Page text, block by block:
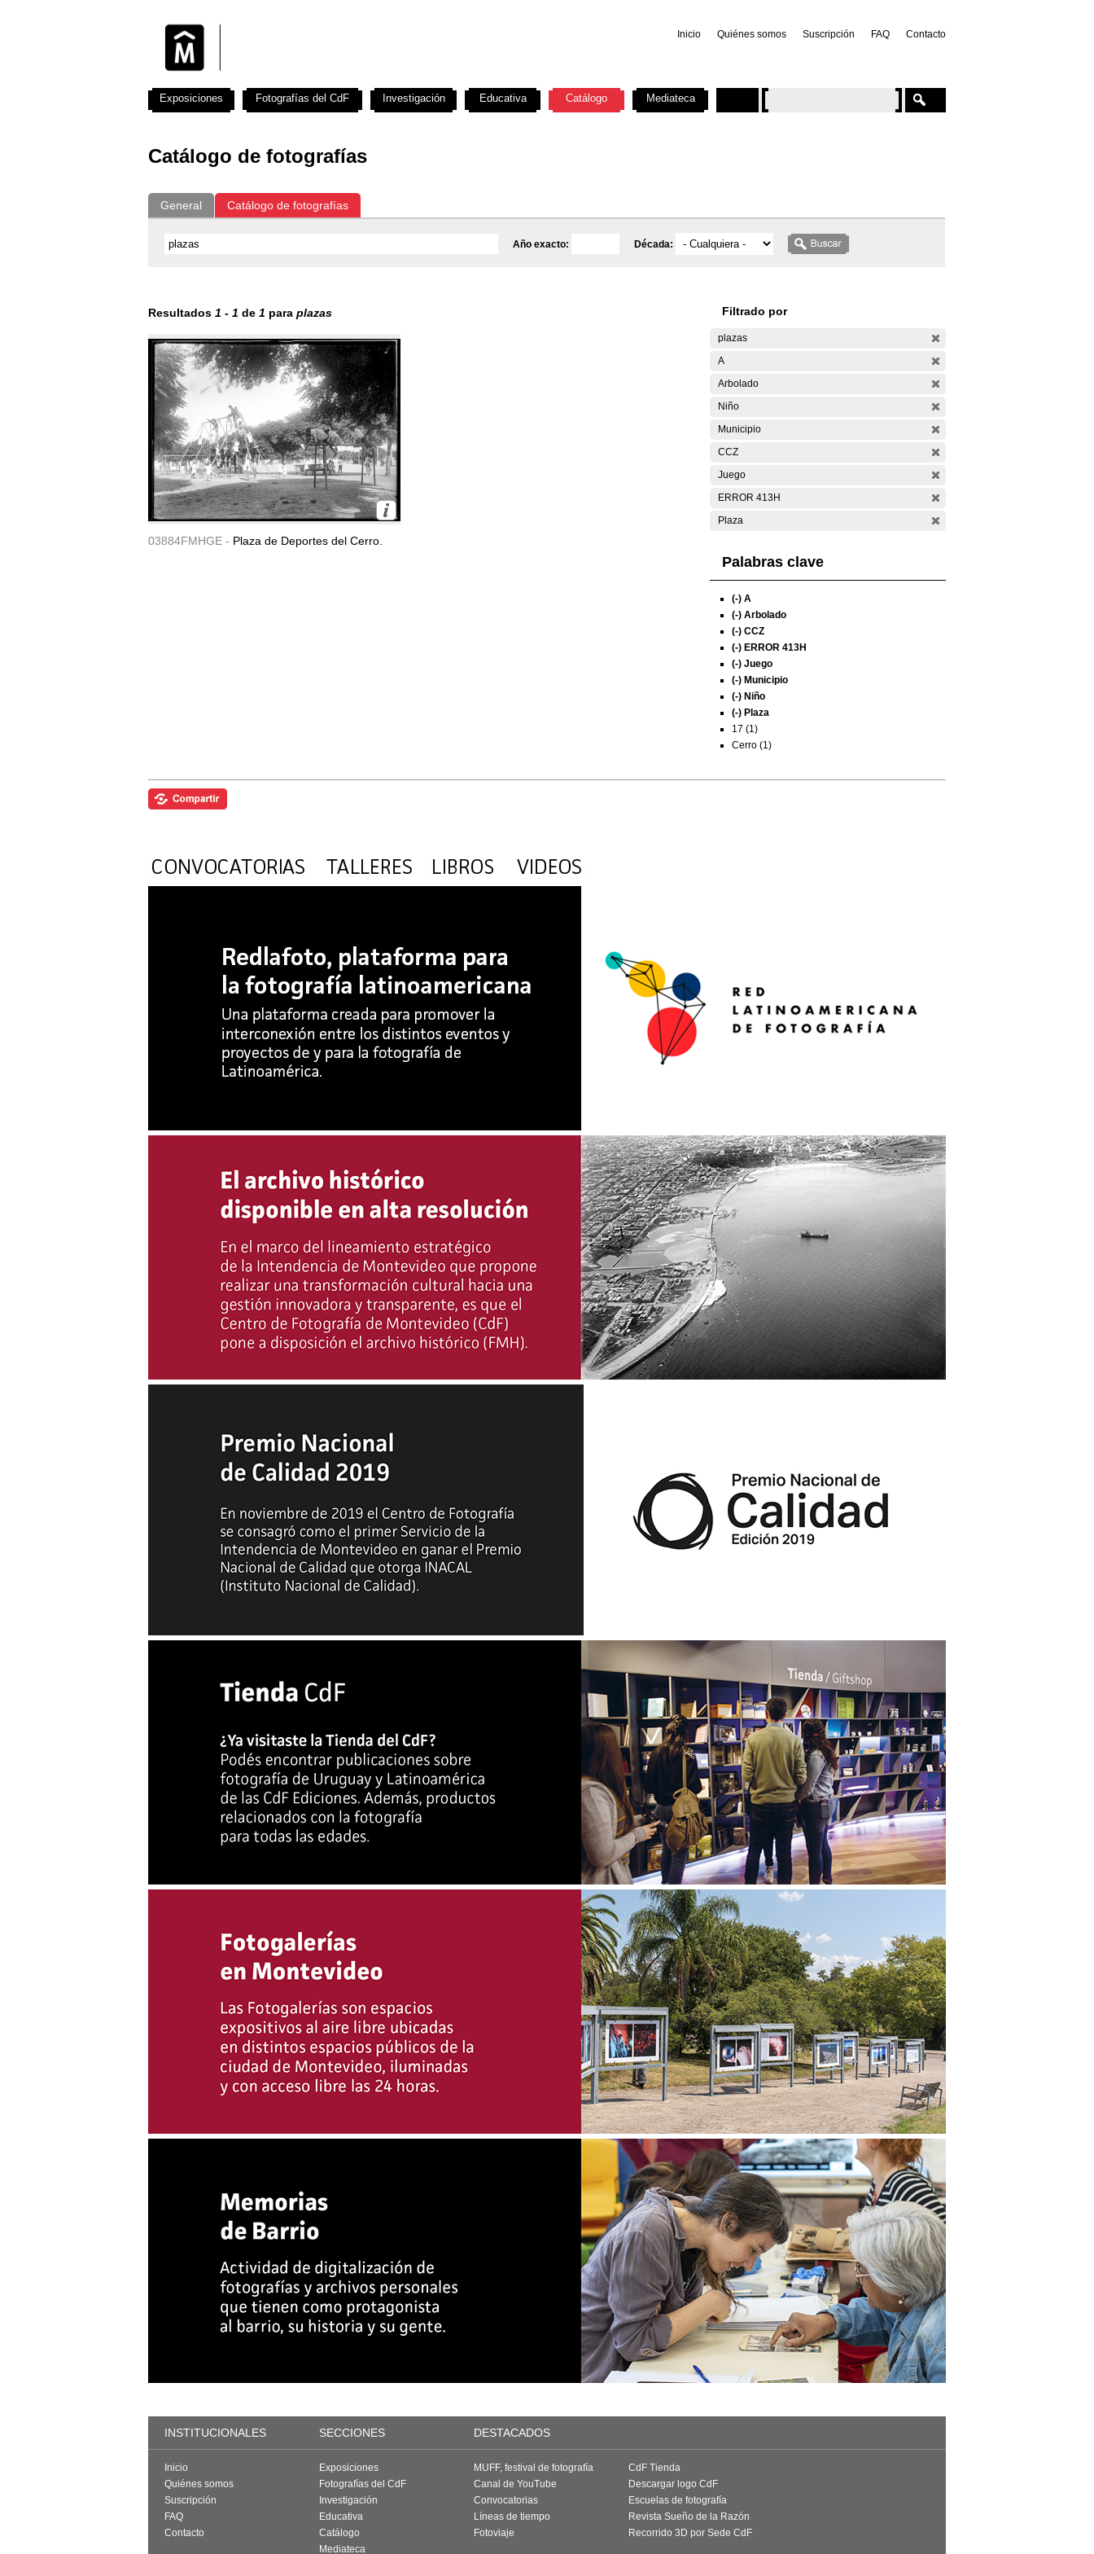
Inicio Quiénes somos Suscripción FAQ Contacto
Catálogo de fotografías
General Catálogo de fotografías
Año exacto: Década:
Resultados 1 - 1 de 1 para plazas
03884FMHGE - Plaza de Deportes del Cerro.
Filtrado por
plazas
A
Arbolado
Niño
Municipio
CCZ
Juego
ERROR 413H
Plaza
Palabras clave
(-) A
(-) Arbolado
(-) CCZ
(-) ERROR 413H
(-) Juego
(-) Municipio
(-) Niño
(-) Plaza
17 (1)
Cerro (1)
Exposiciones Fotografías del CdF Investigación Educativa Catálogo Mediateca
INSTITUCIONALES SECCIONES DESTACADOS
Inicio
Quiénes somos
Suscripción
FAQ
Contacto
Exposiciones
Fotografías del CdF
Investigación
Educativa
Catálogo
Mediateca
MUFF, festival de fotografía
Canal de YouTube
Convocatorias
Líneas de tiempo
Fotoviaje
CdF Tienda
Descargar logo CdF
Escuelas de fotografía
Revista Sueño de la Razón
Recorrido 3D por Sede CdF